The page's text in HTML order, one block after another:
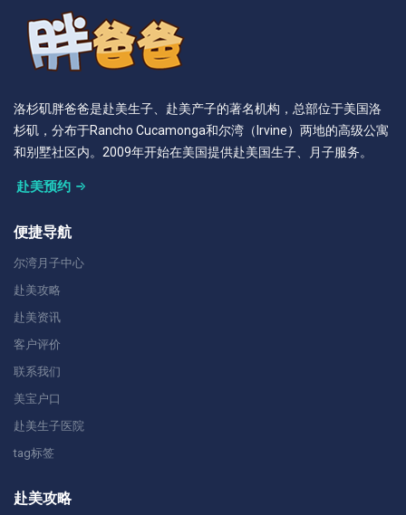
洛杉矶胖爸爸是赴美生子、赴美产子的著名机构，总部位于美国洛
杉矶，分布于Rancho Cucamonga和尔湾（Irvine）两地的高级公寓
和别墅社区内。2009年开始在美国提供赴美国生子、月子服务。
赴美预约
便捷导航
尔湾月子中心
赴美攻略
赴美资讯
客户评价
联系我们
美宝户口
赴美生子医院
tag标签
赴美攻略